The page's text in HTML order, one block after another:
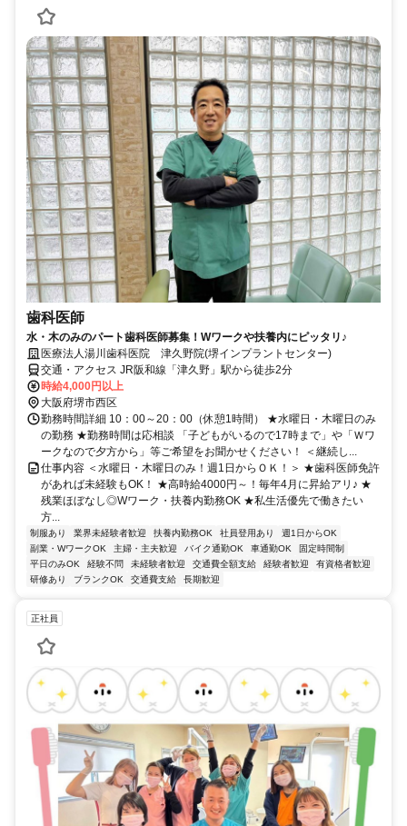
歯科医師
水・木のみのパート歯科医師募集！Wワークや扶養内にピッタリ♪
医療法人湯川歯科医院 津久野院(堺インプラントセンター)
交通・アクセス JR阪和線「津久野」駅から徒歩2分
時給4,000円以上
大阪府堺市西区
勤務時間詳細 10：00～20：00（休憩1時間） ★水曜日・木曜日のみ
の勤務 ★勤務時間は応相談 「子どもがいるので17時まで」や「Ｗワ
ークなので夕方から」等ご希望をお聞かせください！ ＜継続し...
仕事内容 ＜水曜日・木曜日のみ！週1日からＯＫ！＞ ★歯科医師免許
があれば未経験もOK！ ★高時給4000円～！毎年4月に昇給アリ♪ ★
残業ほぼなし◎Wワーク・扶養内勤務OK ★私生活優先で働きたい
方...
制服あり 業界未経験者歓迎 扶養内勤務OK 社員登用あり
週1日からOK
副業・WワークOK
主婦・主夫歓迎 バイク通勤OK 車通勤OK
固定時間制
平日のみOK
経験不問 未経験者歓迎 交通費全額支給 経験者歓迎
有資格者歓迎
研修あり
ブランクOK 交通費支給 長期歓迎
正社員